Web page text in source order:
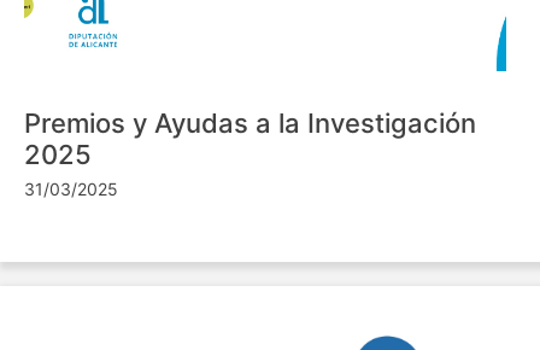
Premios y Ayudas a la Investigación
2025
31/03/2025